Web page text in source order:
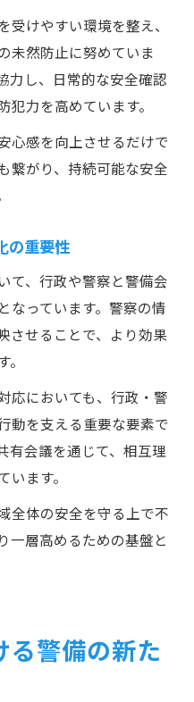
けやすい環境を整え、
未然防止に努めていま
力し、日常的な安全確認
力を高めています。
心感を向上させるだけで
繋がり、持続可能な安全
の重要性
て、行政や警察と警備会
なっています。警察の情
させることで、より効果
応においても、行政・警
動を支える重要な要素で
有会議を通じて、相互理
ます。
全体の安全を守る上で不
一層高めるための基盤と
る警備の新た